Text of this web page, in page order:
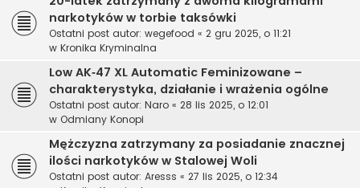
narkotyków w torbie taksówki
Ostatni post autor: wegefood « 2 gru 2025, o 11:21
w Kronika Kryminalna
Low AK‑47 XL Automatic Feminizowane –
charakterystyka, działanie i wrażenia ogólne
Ostatni post autor: Naro « 28 lis 2025, o 12:01
w Odmiany Konopi
Mężczyzna zatrzymany za posiadanie znacznej
ilości narkotyków w Stalowej Woli
Ostatni post autor: Aresss « 27 lis 2025, o 12:34